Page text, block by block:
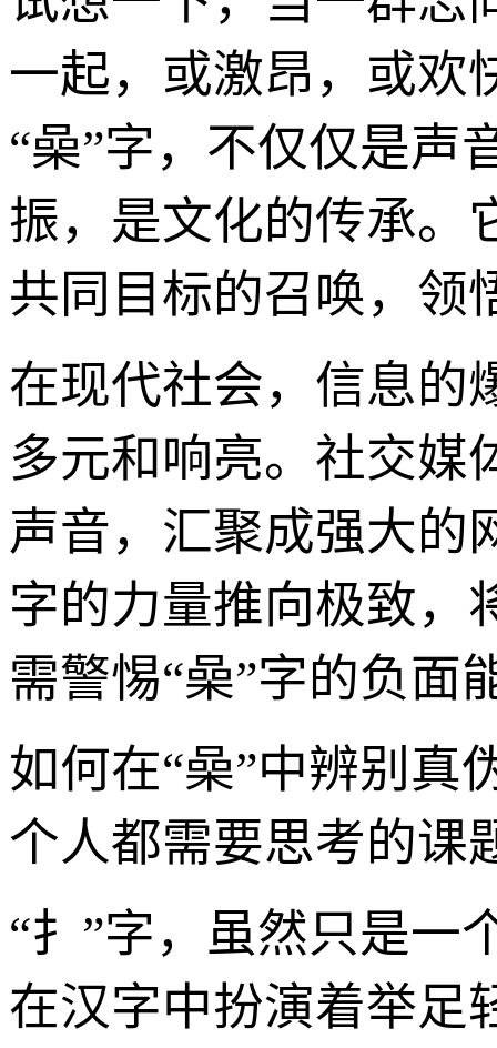
一起，或激昂，或欢
“喿”字，不仅仅是声
振，是文化的传承。
共同目标的召唤，领
在现代社会，信息的
多元和响亮。社交媒
声音，汇聚成强大的
字的力量推向极致，
需警惕“喿”字的负面
如何在“喿”中辨别真
个人都需要思考的课
“扌”字，虽然只是一
在汉字中扮演着举足